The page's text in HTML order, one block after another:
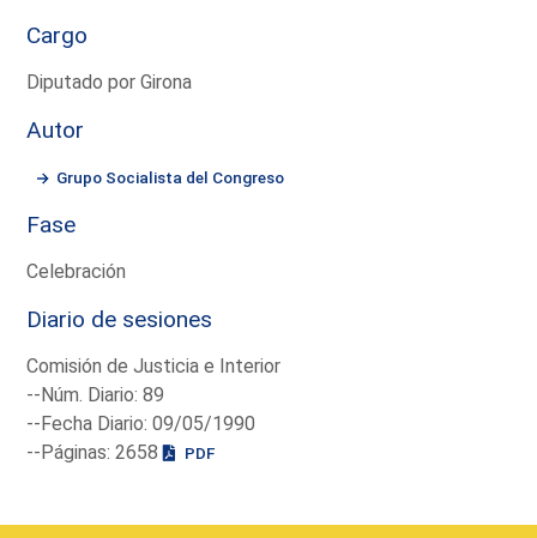
Cargo
Diputado por Girona
Autor
Grupo Socialista del Congreso
Fase
Celebración
Diario de sesiones
Comisión de Justicia e Interior
--Núm. Diario: 89
--Fecha Diario: 09/05/1990
--Páginas: 2658
PDF